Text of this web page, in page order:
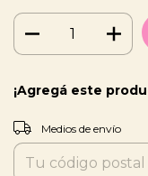
¡Agregá este
Entregas para el CP:
Medios de envío